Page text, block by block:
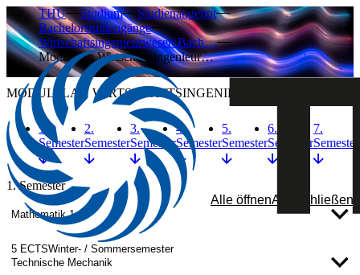
THU Studium
Studienangebot
Bachelorstudiengänge
Wirtschaftsingenieurwesen Bach…
Modulplan Wirtschaftsingenieur…
MODULPLAN WIRTSCHAFTSINGENIEURWESEN
1.
Semester
2.
Semester
3.
Semester
4.
Semester
5.
Semester
6.
Semester
7.
Semester
1. Semester
Alle öffnenAlle schließen
Mathematik 1
5 ECTSWinter- / Sommersemester
Technische Mechanik